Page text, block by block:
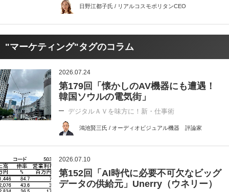
日野江都子氏 / リアルコスモポリタンCEO
"マーケティング"タグのコラム
2026.07.24
第179回「懐かしのAV機器にも遭遇！
韓国ソウルの電気街」
デジタルＡＶを味方に！新・仕事術
鴻池賢三氏 / オーディオビジュアル機器 評論家
2026.07.10
第152回「AI時代に必要不可欠なビッグ
データの供給元」Unerry（ウネリー）